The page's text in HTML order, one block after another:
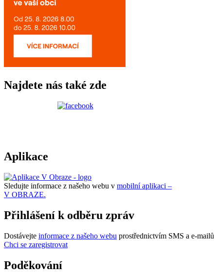
Najdete nás také zde
Aplikace
Sledujte informace z našeho webu v mobilní aplikaci –
V OBRAZE.
Přihlášení k odběru zpráv
Dostávejte informace z našeho webu prostřednictvím SMS a e-mailů
Chci se zaregistrovat
Poděkování